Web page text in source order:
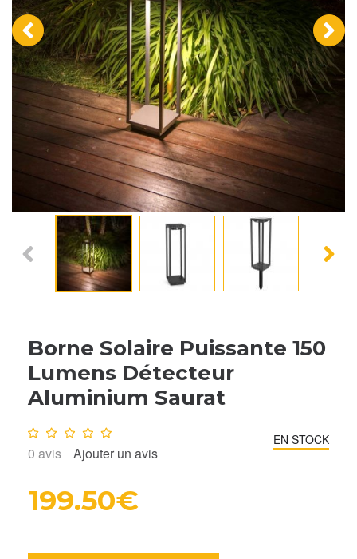
‹ ›
Borne Solaire Puissante 150
Lumens Détecteur
Aluminium Saurat
Note : 0/10
0 avis Ajouter un avis
EN STOCK
199.50€